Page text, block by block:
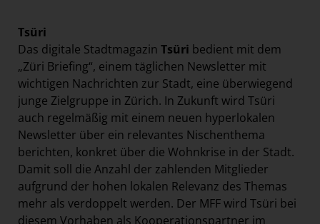
Tsüri
Das digitale Stadtmagazin Tsüri bedient mit dem
„Züri Briefing“, einem täglichen Newsletter mit
wichtigen Nachrichten zur Stadt, eine überwiegend
junge Zielgruppe in Zürich. In Zukunft wird Tsüri
auch regelmäßig mit einem neuen hyperlokalen
Newsletter über ein relevantes Nischenthema
berichten, konkret über die Wohnkrise in der Stadt.
Damit soll die Anzahl der zahlenden Mitglieder
aufgrund der hohen lokalen Relevanz des Themas
mehr als verdoppelt werden. Der MFF wird Tsüri bei
diesem Vorhaben als Kooperationspartner im